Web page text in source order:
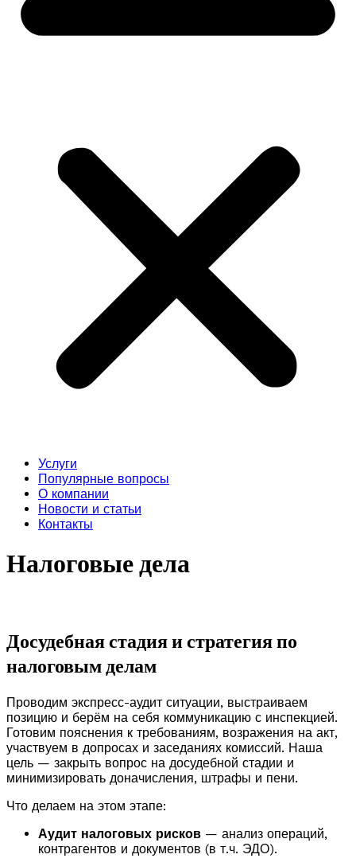
Услуги
Популярные вопросы
О компании
Новости и статьи
Контакты
Налоговые дела
Досудебная стадия и стратегия по
налоговым делам
Проводим экспресс-аудит ситуации, выстраиваем
позицию и берём на себя коммуникацию с инспекцией.
Готовим пояснения к требованиям, возражения на акт,
участвуем в допросах и заседаниях комиссий. Наша
цель — закрыть вопрос на досудебной стадии и
минимизировать доначисления, штрафы и пени.
Что делаем на этом этапе:
Аудит налоговых рисков — анализ операций,
контрагентов и документов (в т.ч. ЭДО).